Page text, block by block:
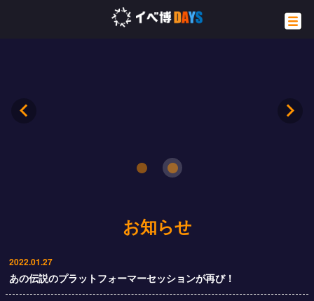
お知らせ
2022.01.27
あの伝説のプラットフォーマーセッションが再び！